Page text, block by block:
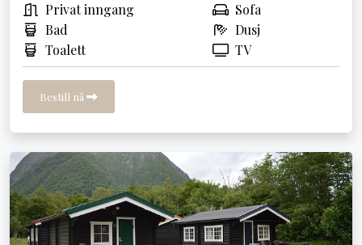
Privat inngang
Sofa
Bad
Dusj
Toalett
TV
Bestill nå